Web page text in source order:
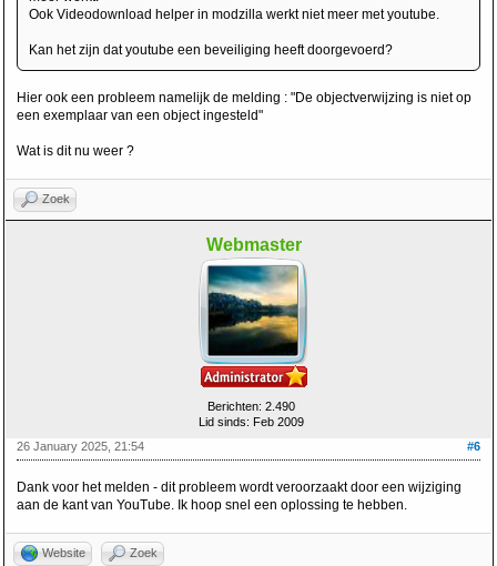
Ook Videodownload helper in modzilla werkt niet meer met youtube.
Kan het zijn dat youtube een beveiliging heeft doorgevoerd?
Hier ook een probleem namelijk de melding : "De objectverwijzing is niet op
een exemplaar van een object ingesteld"
Wat is dit nu weer ?
Zoek
Webmaster
Berichten: 2.490
Lid sinds: Feb 2009
#6
26 January 2025, 21:54
Dank voor het melden - dit probleem wordt veroorzaakt door een wijziging
aan de kant van YouTube. Ik hoop snel een oplossing te hebben.
Website Zoek